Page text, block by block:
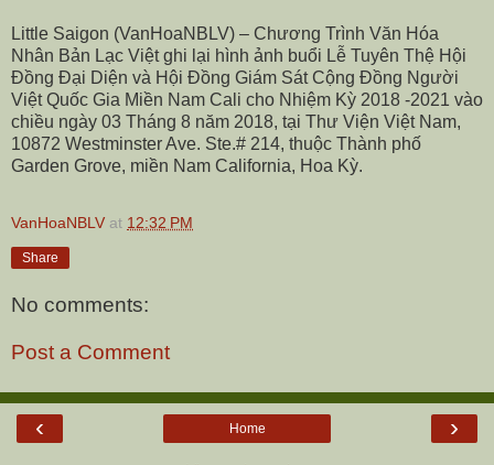
Little Saigon (VanHoaNBLV) – Chương Trình Văn Hóa
Nhân Bản Lạc Việt ghi lại hình ảnh buổi Lễ Tuyên Thệ Hội
Đồng Đại Diện và Hội Đồng Giám Sát Cộng Đồng Người
Việt Quốc Gia Miền Nam Cali cho Nhiệm Kỳ 2018 -2021 vào
chiều ngày 03 Tháng 8 năm 2018, tại Thư Viện Việt Nam,
10872 Westminster Ave. Ste.# 214, thuộc Thành phố
Garden Grove, miền Nam California, Hoa Kỳ.
VanHoaNBLV at 12:32 PM
Share
No comments:
Post a Comment
‹ ›
Home